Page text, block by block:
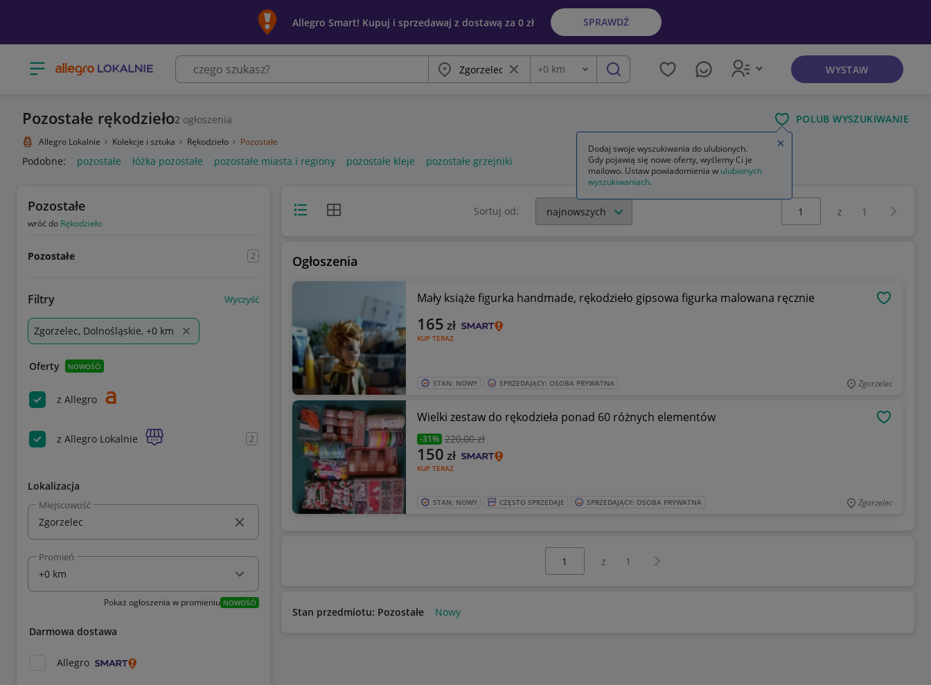
Allegro Smart! Kupuj i sprzedawaj z dostawą za 0 zł SPRAWDŹ
Otwórz menu z kategoriami Miasto Wyczyść frazę
Odległość
+0 km szukaj WYSTAW
Pozostałe rękodzieło2 ogłoszenia POLUB WYSZUKIWANIE
Allegro Lokalnie Kolekcje i sztuka Rękodzieło Pozostałe
Podobne: pozostałe łóżka pozostałe pozostałe miasta i regiony pozostałe kleje pozostałe grzejniki
Pozostałe
wróć do Rękodzieło
Pozostałe 2
Filtry Wyczyść
Zgorzelec, Dolnośląskie, +0 km
Oferty NOWOŚĆ!
z Allegro
z Allegro Lokalnie 2
Lokalizacja
Miejscowość
Promień
Pokaż ogłoszenia w promieniu NOWOŚĆ!
Darmowa dostawa
Allegro
Widok listyWidok siatki Sortuj od:
Wybierz stronę:
z 1
Ogłoszenia
Mały książe figurka handmade, rękodzieło gipsowa figurka malowana ręcznie
KUP TERAZ
165 zł
STAN: NOWY SPRZEDAJĄCY: OSOBA PRYWATNA Zgorzelec
Wielki zestaw do rękodzieła ponad 60 różnych elementów
-31% 220,00 zł
KUP TERAZ
150 zł
STAN: NOWY CZĘSTO SPRZEDAJE SPRZEDAJĄCY: OSOBA PRYWATNA Zgorzelec
z 1 Następna strona
Stan przedmiotu: Pozostałe Nowy
Dodaj swoje wyszukiwania do ulubionych.
Gdy pojawią się nowe oferty, wyślemy Ci je
mailowo. Ustaw powiadomienia w ulubionych
wyszukiwaniach.
Zamknij wskazówkę